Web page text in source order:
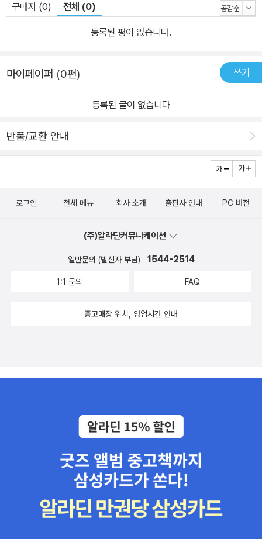
구매자 (0) 전체 (0)
등록된 평이 없습니다.
마이페이퍼 (0편) 쓰기
등록된 글이 없습니다
반품/교환 안내
로그인 전체 메뉴 회사 소개 출판사 안내 PC 버전
(주)알라딘커뮤니케이션
일반문의 (발신자 부담) 1544-2514
1:1 문의 FAQ
중고매장 위치, 영업시간 안내